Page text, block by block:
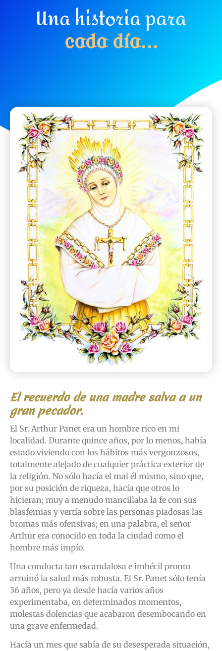
Una historia para
cada día...
El recuerdo de una madre salva a un
gran pecador.
El Sr. Arthur Panet era un hombre rico en mi
localidad. Durante quince años, por lo menos, había
estado viviendo con los hábitos más vergonzosos,
totalmente alejado de cualquier práctica exterior de
la religión. No sólo hacía el mal él mismo, sino que,
por su posición de riqueza, hacía que otros lo
hicieran; muy a menudo mancillaba la fe con sus
blasfemias y vertía sobre las personas piadosas las
bromas más ofensivas; en una palabra, el señor
Arthur era conocido en toda la ciudad como el
hombre más impío.
Una conducta tan escandalosa e imbécil pronto
arruinó la salud más robusta. El Sr. Panet sólo tenía
36 años, pero ya desde hacía varios años
experimentaba, en determinados momentos,
molestas dolencias que acabaron desembocando en
una grave enfermedad.
Hacía un mes que sabía de su desesperada situación,